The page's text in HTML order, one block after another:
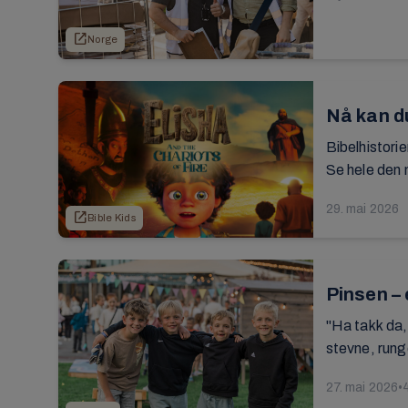
open_in_new Norge
open_in_new Bible Kids
Nå kan
Se hele den
29. mai 2026
Pinsen
"Ha takk da,
stevne,
27. mai 2026•